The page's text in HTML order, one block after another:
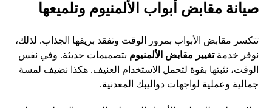
صيانة مقابض أبواب الألمنيوم وتلميعها
تتكسر مقابض الأبواب بمرور الوقت وتفقد بريقها الجذاب. لذلك،
نوفر خدمةتغيير مقابض الألمنيوم بتصميمات حديثة. وفي نفس
الوقت، نثبتها بقوة لتحمل الاستخدام العنيف. هكذا نضيف لمسة
جمالية وعملية لواجهات دواليبك المعدنية.